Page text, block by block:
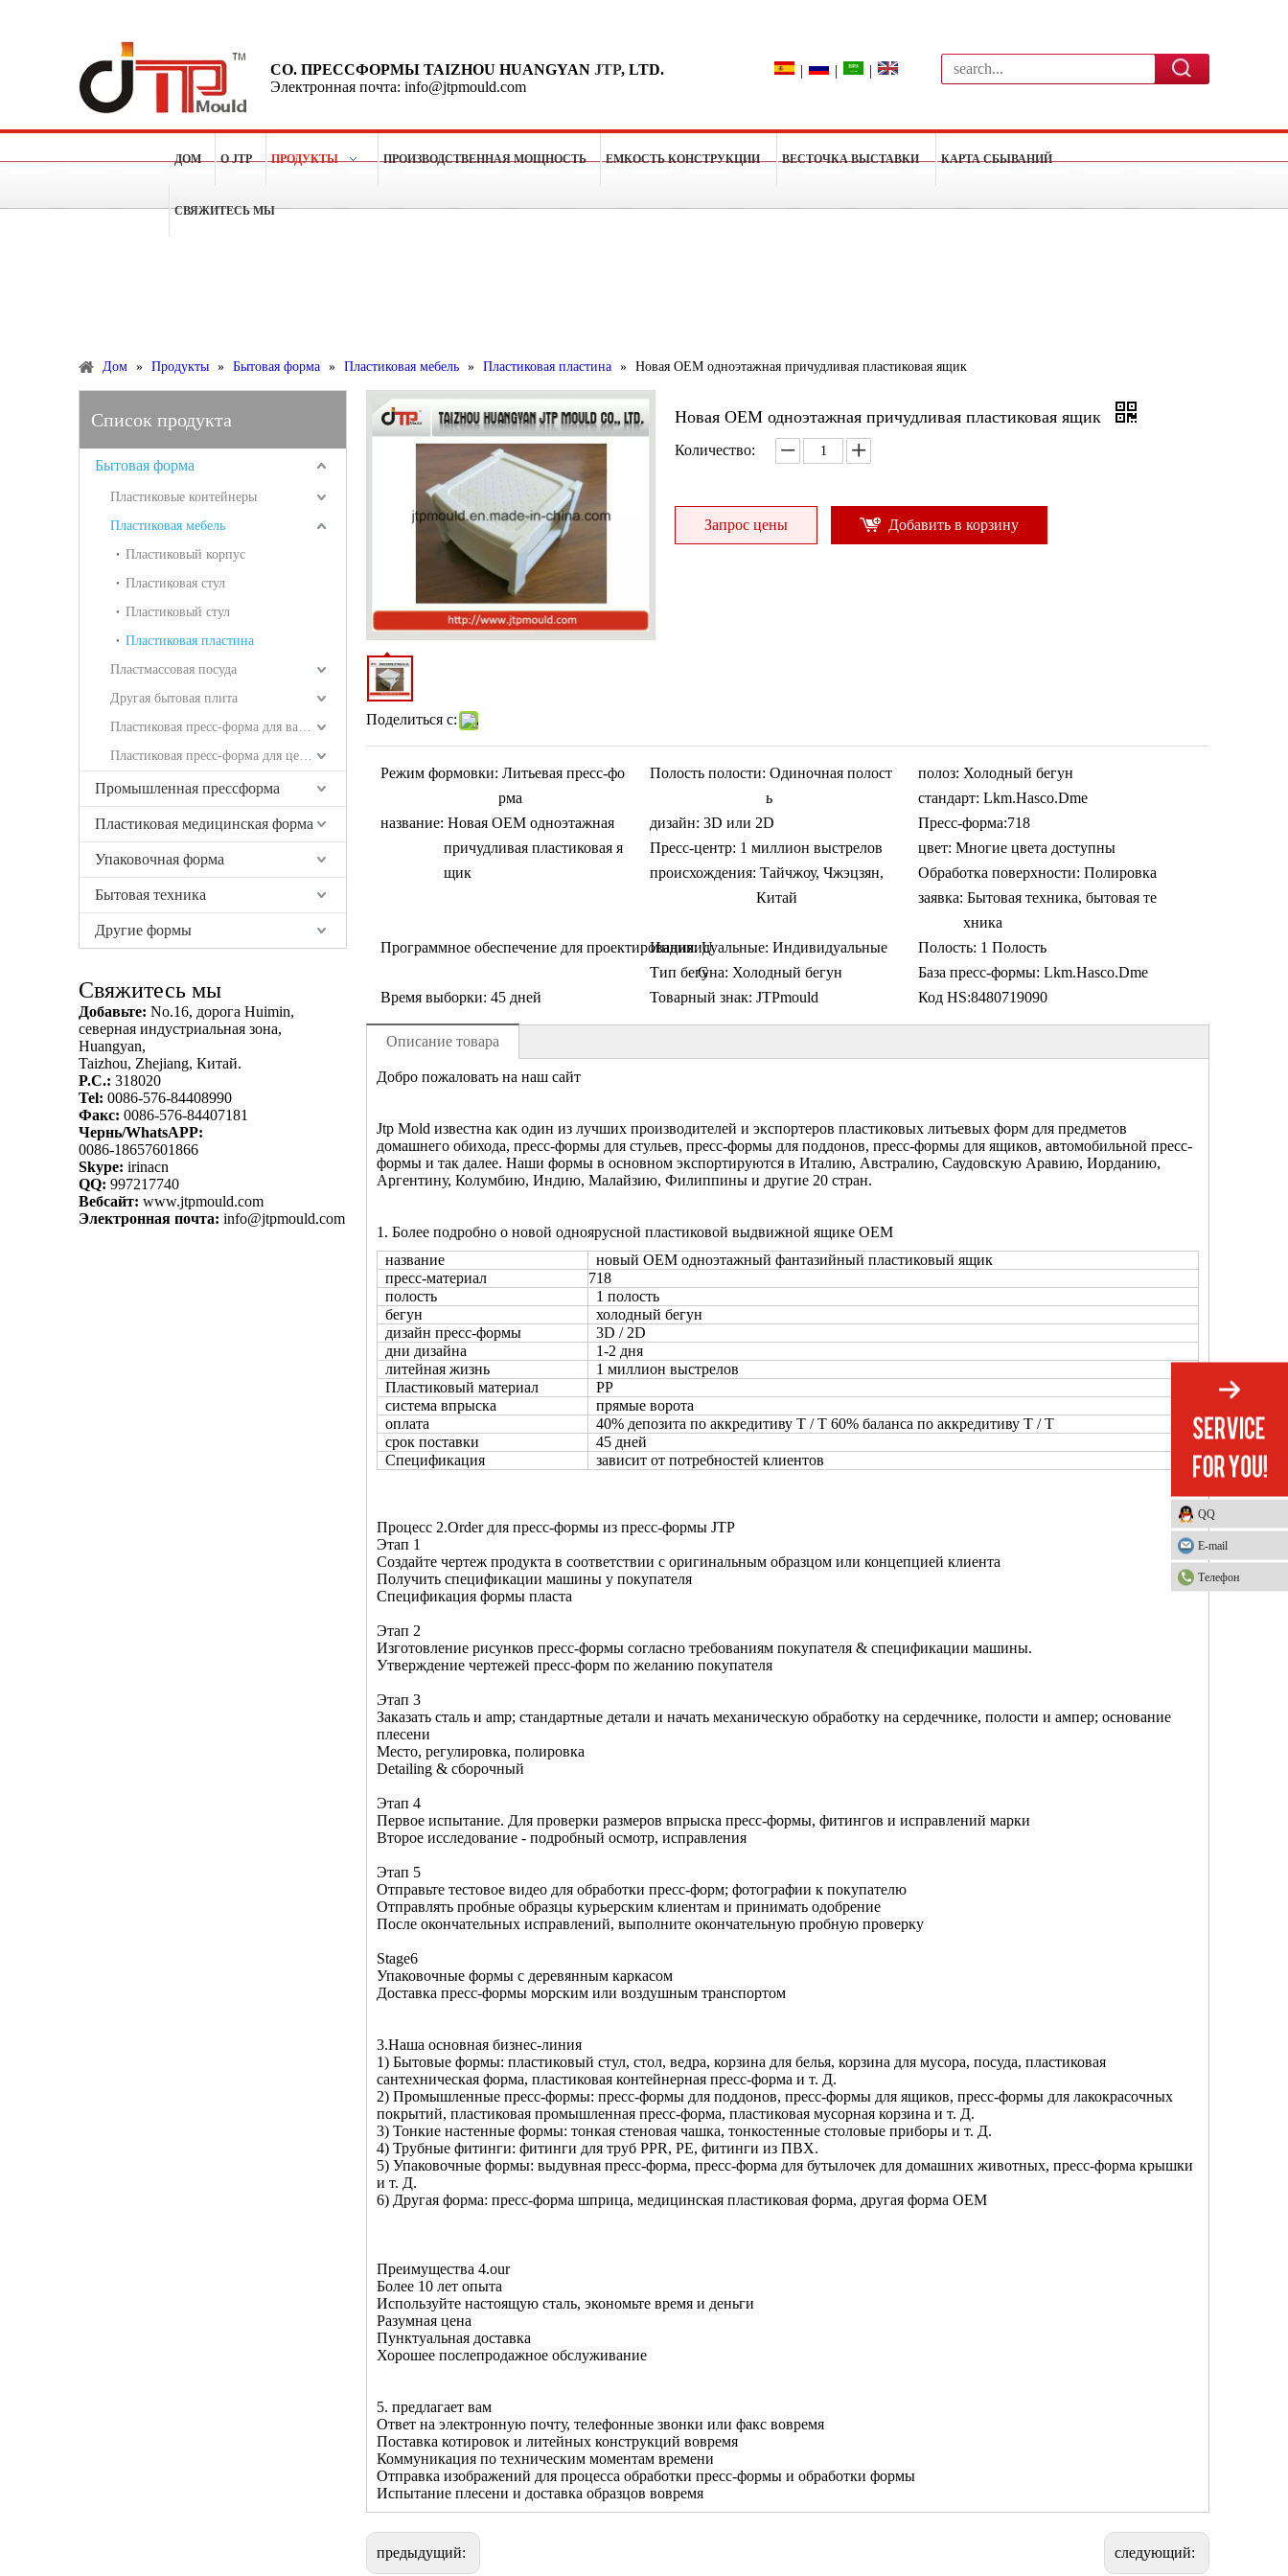
CO. ПРЕССФОРМЫ TAIZHOU HUANGYAN JTP, LTD.
Электронная почта: info@jtpmould.com
| | |
ДОМ О JTP ПРОДУКТЫ ПРОИЗВОДСТВЕННАЯ МОЩНОСТЬ ЕМКОСТЬ КОНСТРУКЦИИ ВЕСТОЧКА ВЫСТАВКИ КАРТА СБЫВАНИЙ
СВЯЖИТЕСЬ МЫ
Дом » Продукты » Бытовая форма » Пластиковая мебель » Пластиковая пластина » Новая OEM одноэтажная причудливая пластиковая ящик
Список продукта
Бытовая форма
Пластиковые контейнеры
Пластиковая мебель
Пластиковый корпус
Пластиковая стул
Пластиковый стул
Пластиковая пластина
Пластмассовая посуда
Другая бытовая плита
Пластиковая пресс-форма для ванных комнат
Пластиковая пресс-форма для целей логистики
Промышленная прессформа
Пластиковая медицинская форма
Упаковочная форма
Бытовая техника
Другие формы
Свяжитесь мы
Добавьте: No.16, дорога Huimin,
северная индустриальная зона,
Huangyan,
Taizhou, Zhejiang, Китай.
P.C.: 318020
Tel: 0086-576-84408990
Факс: 0086-576-84407181
Чернь/WhatsAPP:
0086-18657601866
Skype: irinacn
QQ: 997217740
Вебсайт: www.jtpmould.com
Электронная почта: info@jtpmould.com
Поделиться с:
Новая OEM одноэтажная причудливая пластиковая ящик
Количество:
Запрос цены Добавить в корзину
Режим формовки: Литьевая пресс-фо
рма
Полость полости: Одиночная полост
ь
полоз: Холодный бегун
стандарт: Lkm.Hasco.Dme
название: Новая OEM одноэтажная
причудливая пластиковая я
щик
дизайн: 3D или 2D Пресс-форма:718
Пресс-центр: 1 миллион выстрелов цвет: Многие цвета доступны
происхождения: Тайчжоу, Чжэцзян,
Китай
Обработка поверхности: Полировка
заявка: Бытовая техника, бытовая те
хника
Программное обеспечение для проектирования:U
G
Индивидуальные: Индивидуальные Полость: 1 Полость
Тип бегуна: Холодный бегун База пресс-формы: Lkm.Hasco.Dme
Время выборки: 45 дней Товарный знак: JTPmould Код HS:8480719090
Описание товара
Добро пожаловать на наш сайт
Jtp Mold известна как один из лучших производителей и экспортеров пластиковых литьевых форм для предметов
домашнего обихода, пресс-формы для стульев, пресс-формы для поддонов, пресс-формы для ящиков, автомобильной пресс-
формы и так далее. Наши формы в основном экспортируются в Италию, Австралию, Саудовскую Аравию, Иорданию,
Аргентину, Колумбию, Индию, Малайзию, Филиппины и другие 20 стран.
1. Более подробно о новой одноярусной пластиковой выдвижной ящике OEM
название
новый OEM одноэтажный фантазийный пластиковый ящик
пресс-материал
718
полость
1 полость
бегун
холодный бегун
дизайн пресс-формы
3D / 2D
дни дизайна
1-2 дня
литейная жизнь
1 миллион выстрелов
Пластиковый материал
PP
система впрыска
прямые ворота
оплата
40% депозита по аккредитиву T / T 60% баланса по аккредитиву T / T
срок поставки
45 дней
Спецификация
зависит от потребностей клиентов
Процесс 2.Order для пресс-формы из пресс-формы JTP
Этап 1
Создайте чертеж продукта в соответствии с оригинальным образцом или концепцией клиента
Получить спецификации машины у покупателя
Спецификация формы пласта
Этап 2
Изготовление рисунков пресс-формы согласно требованиям покупателя & спецификации машины.
Утверждение чертежей пресс-форм по желанию покупателя
Этап 3
Заказать сталь и amp; стандартные детали и начать механическую обработку на сердечнике, полости и ампер; основание
плесени
Место, регулировка, полировка
Detailing & сборочный
Этап 4
Первое испытание. Для проверки размеров впрыска пресс-формы, фитингов и исправлений марки
Второе исследование - подробный осмотр, исправления
Этап 5
Отправьте тестовое видео для обработки пресс-форм; фотографии к покупателю
Отправлять пробные образцы курьерским клиентам и принимать одобрение
После окончательных исправлений, выполните окончательную пробную проверку
Stage6
Упаковочные формы с деревянным каркасом
Доставка пресс-формы морским или воздушным транспортом
3.Наша основная бизнес-линия
1) Бытовые формы: пластиковый стул, стол, ведра, корзина для белья, корзина для мусора, посуда, пластиковая
сантехническая форма, пластиковая контейнерная пресс-форма и т. Д.
2) Промышленные пресс-формы: пресс-формы для поддонов, пресс-формы для ящиков, пресс-формы для лакокрасочных
покрытий, пластиковая промышленная пресс-форма, пластиковая мусорная корзина и т. Д.
3) Тонкие настенные формы: тонкая стеновая чашка, тонкостенные столовые приборы и т. Д.
4) Трубные фитинги: фитинги для труб PPR, PE, фитинги из ПВХ.
5) Упаковочные формы: выдувная пресс-форма, пресс-форма для бутылочек для домашних животных, пресс-форма крышки
и т. Д.
6) Другая форма: пресс-форма шприца, медицинская пластиковая форма, другая форма OEM
Преимущества 4.our
Более 10 лет опыта
Используйте настоящую сталь, экономьте время и деньги
Разумная цена
Пунктуальная доставка
Хорошее послепродажное обслуживание
5. предлагает вам
Ответ на электронную почту, телефонные звонки или факс вовремя
Поставка котировок и литейных конструкций вовремя
Коммуникация по техническим моментам времени
Отправка изображений для процесса обработки пресс-формы и обработки формы
Испытание плесени и доставка образцов вовремя
предыдущий: следующий:
QQ
E-mail
Телефон